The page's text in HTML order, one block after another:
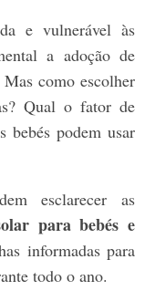
e vulnerável às
a adoção de
como escolher
Qual o fator de
bebés podem usar
esclarecer as
para bebés e
informadas para
todo o ano.